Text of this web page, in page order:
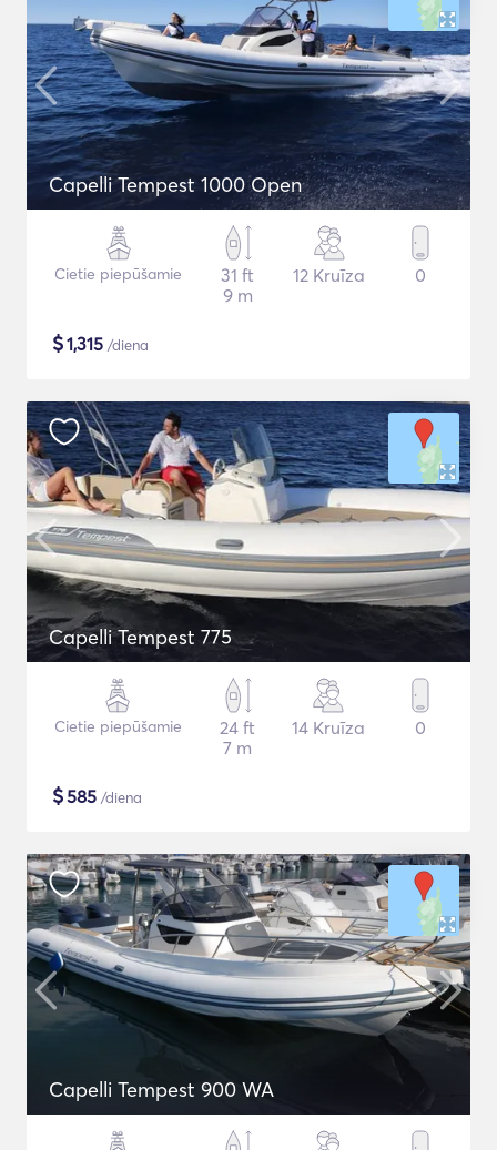
Capelli Tempest 1000 Open
Cietie piepūšamie
31 ft
9 m
12 Kruīza 0
$1,315 /diena
Capelli Tempest 775
Cietie piepūšamie
24 ft
7 m
14 Kruīza 0
$585 /diena
Capelli Tempest 900 WA